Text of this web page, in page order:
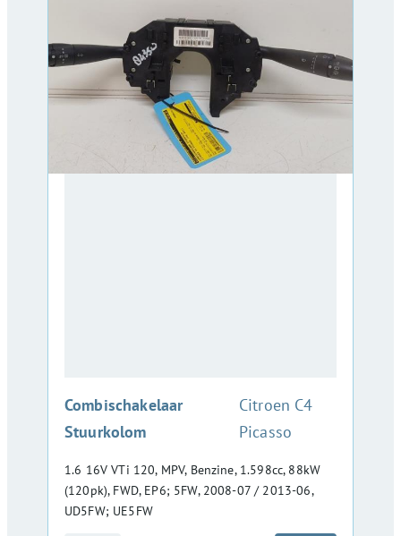
Combischakelaar
Stuurkolom
:Citroen C4
Picasso
1.6 16V VTi 120, MPV, Benzine, 1.598cc, 88kW
(120pk), FWD, EP6; 5FW, 2008-07 / 2013-06,
UD5FW; UE5FW